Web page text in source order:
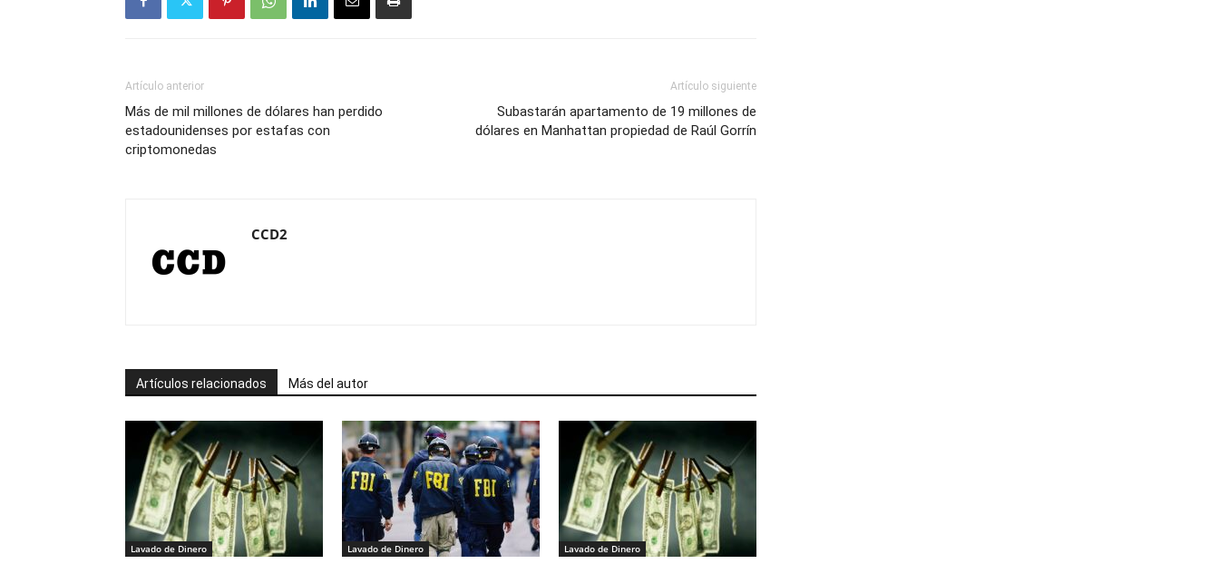
Artículo anterior
Más de mil millones de dólares han perdido
estadounidenses por estafas con
criptomonedas
Artículo siguiente
Subastarán apartamento de 19 millones de
dólares en Manhattan propiedad de Raúl Gorrín
CCD2
Artículos relacionados Más del autor
Lavado de Dinero Lavado de Dinero Lavado de Dinero